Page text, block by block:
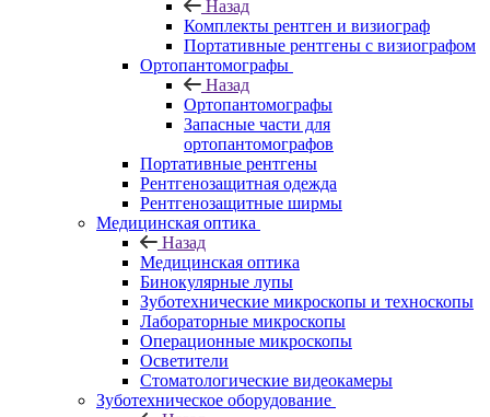
Назад
Комплекты рентген и визиограф
Портативные рентгены с визиографом
Ортопантомографы
Назад
Ортопантомографы
Запасные части для
ортопантомографов
Портативные рентгены
Рентгенозащитная одежда
Рентгенозащитные ширмы
Медицинская оптика
Назад
Медицинская оптика
Бинокулярные лупы
Зуботехнические микроскопы и техноскопы
Лабораторные микроскопы
Операционные микроскопы
Осветители
Стоматологические видеокамеры
Зуботехническое оборудование